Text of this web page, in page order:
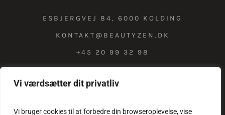
Vi værdsætter dit privatliv
Vi bruger cookies til at forbedre din browseroplevelse, vise
ESBJERGVEJ 84, 6000 KOLDING
KONTAKT@BEAUTYZEN.DK
+45 20 99 32 98
COOKIE & PRIVATLIVSPOLITIK